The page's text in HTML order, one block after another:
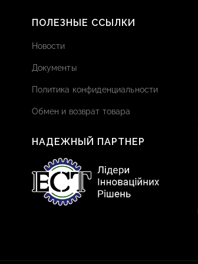
ПОЛЕЗНЫЕ ССЫЛКИ
Новости
Документы
Политика конфиденциальности
Обмен и возврат товара
НАДЕЖНЫЙ ПАРТНЕР